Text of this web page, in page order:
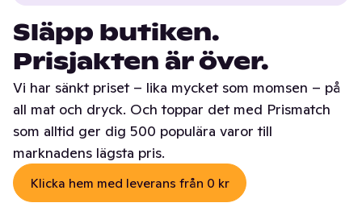
Släpp butiken.
Prisjakten är över.
Vi har sänkt priset – lika mycket som momsen – på
all mat och dryck. Och toppar det med Prismatch
som alltid ger dig 500 populära varor till
marknadens lägsta pris.
Klicka hem med leverans från 0 kr